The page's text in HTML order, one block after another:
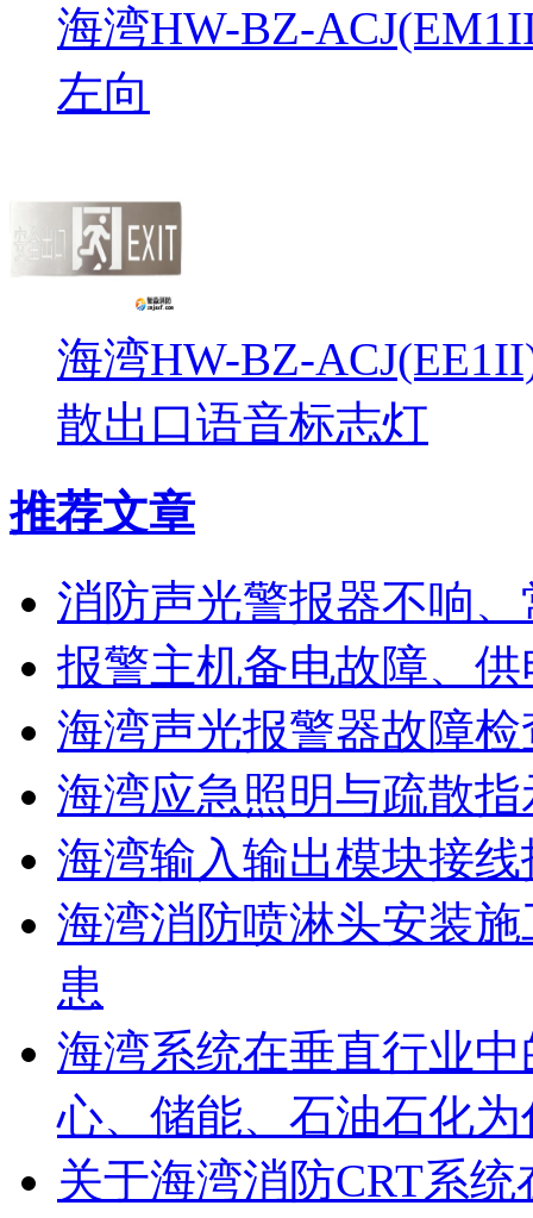
海湾HW-BZ-
左向
海湾HW-BZ-
散出口语音标志灯
推荐文章
消防声光警报器不响
报警主机备电故障、
海湾声光报警器故障
海湾应急照明与疏散
海湾输入输出模块接
海湾消防喷淋头安装
患
海湾系统在垂直行业
心、储能、石油石化
关于海湾消防CRT系